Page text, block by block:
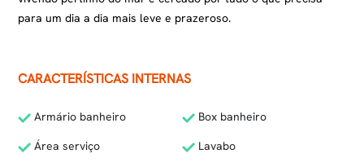
para um dia a dia mais leve e prazeroso.
CARACTERÍSTICAS INTERNAS
Armário banheiro
Box banheiro
Área serviço
Lavabo